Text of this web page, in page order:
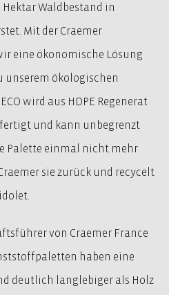
Hektar Waldbestand in
Mit der Craemer
eine ökonomische Lösung
unserem ökologischen
wird aus HDPE Regenerat
und kann unbegrenzt
Palette einmal nicht mehr
sie zurück und recycelt
von Craemer France
haben eine
deutlich langlebiger als Holz